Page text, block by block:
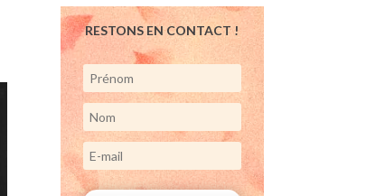
RESTONS EN CONTACT !